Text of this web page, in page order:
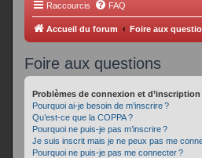
Raccourcis FAQ
Accueil du forum Foire aux
Foire aux questions
Problèmes de connexion et d’inscription
Pourquoi ai-je besoin de m’inscrire ?
Qu’est-ce que la COPPA ?
Pourquoi ne puis-je pas m’inscrire ?
Je suis inscrit mais je ne peux pas me
Pourquoi ne puis-je pas me connecter ?